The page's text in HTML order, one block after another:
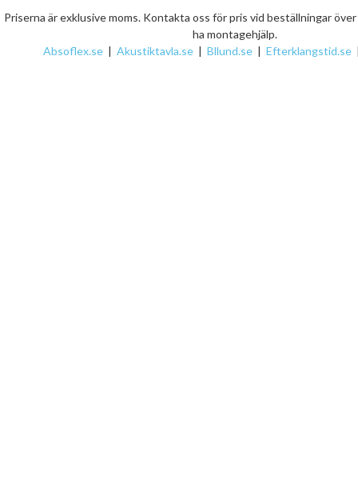
Priserna är exklusive moms. Kontakta oss för pris vid beställningar över
ha montagehjälp.
Absoflex.se | Akustiktavla.se | Bllund.se | Efterklangstid.se